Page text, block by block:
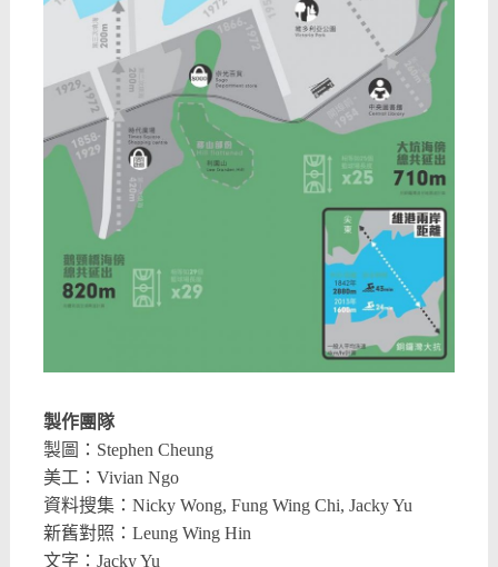
製作團隊
製圖：Stephen Cheung
美工：Vivian Ngo
資料搜集：Nicky Wong, Fung Wing Chi, Jacky Yu
新舊對照：Leung Wing Hin
文字：Jacky Yu